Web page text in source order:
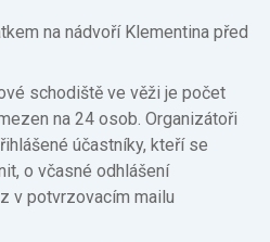
na nádvoří Klementina před
schodiště ve věži je počet
na 24 osob. Organizátoři
účastníky, kteří se
o včasné odhlášení
v potvrzovacím mailu